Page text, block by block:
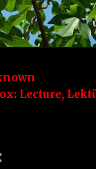
Lecture,